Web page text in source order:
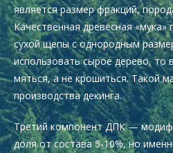
является размер фракций,
Качественная древесная «мука»
сухой щепы с однородным
использовать сырое дерево, то
мяться, а не крошиться. Такой
производства декинга.
Третий компонент ДПК —
доля от состава 5-10%, но